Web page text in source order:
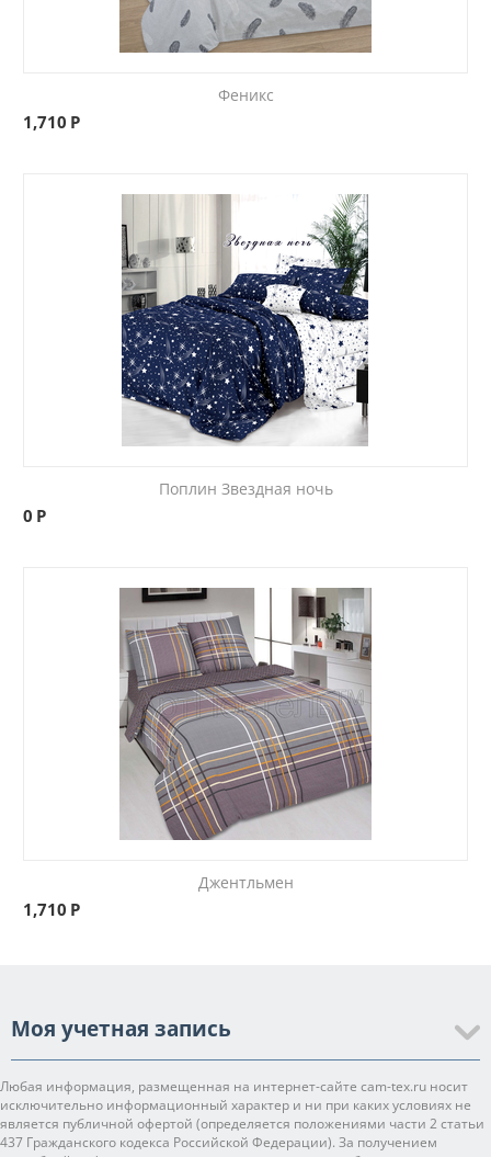
Феникс
1,710 Р
Поплин Звездная ночь
0 Р
Джентльмен
1,710 Р
Моя учетная запись
Любая информация, размещенная на интернет-сайте cam-tex.ru носит
исключительно информационный характер и ни при каких условиях не
является публичной офертой (определяется положениями части 2 статьи
437 Гражданского кодекса Российской Федерации). За получением